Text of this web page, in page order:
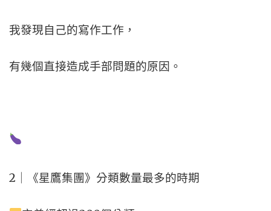
我發現自己的寫作工作，
有幾個直接造成手部問題的原因。
2｜《星鷹集團》分類數量最多的時期